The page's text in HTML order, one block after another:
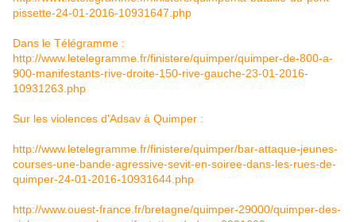
pissette-24-01-2016-10931647.php
Dans le Télégramme :
http://www.letelegramme.fr/finistere/quimper/quimper-de-800-a-
900-manifestants-rive-droite-150-rive-gauche-23-01-2016-
10931263.php
Sur les violences d'Adsav à Quimper :
http://www.letelegramme.fr/finistere/quimper/bar-attaque-jeunes-
courses-une-bande-agressive-sevit-en-soiree-dans-les-rues-de-
quimper-24-01-2016-10931644.php
http://www.ouest-france.fr/bretagne/quimper-29000/quimper-des-